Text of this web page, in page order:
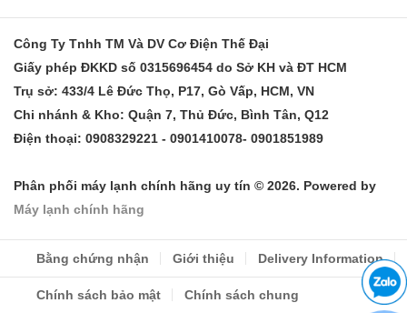
Công Ty Tnhh TM Và DV Cơ Điện Thế Đại
Giấy phép ĐKKD số 0315696454 do Sở KH và ĐT HCM
Trụ sở: 433/4 Lê Đức Thọ, P17, Gò Vấp, HCM, VN
Chi nhánh & Kho: Quận 7, Thủ Đức, Bình Tân, Q12
Điện thoại: 0908329221 - 0901410078- 0901851989
Phân phối máy lạnh chính hãng uy tín © 2026. Powered by
Máy lạnh chính hãng
Bằng chứng nhận Giới thiệu Delivery Information
Chính sách bảo mật Chính sách chung